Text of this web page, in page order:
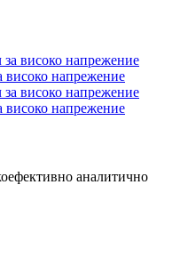
високо напрежение
високо напрежение
аналитично